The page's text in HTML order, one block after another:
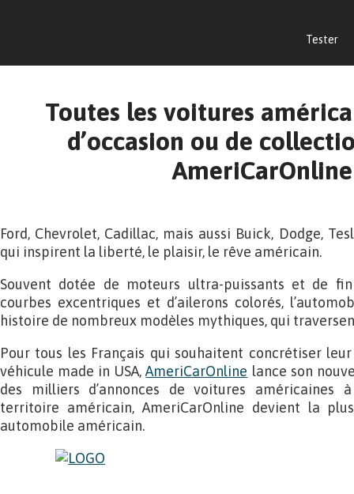
Tester
Toutes les voitures
d’occasion ou de
Ford, Chevrolet, Cadillac, mais aussi Buick, Dodge,
qui inspirent la liberté, le plaisir, le rêve américain.
Souvent dotée de moteurs ultra-puissants et de
courbes excentriques et d’ailerons colorés,
histoire de nombreux modèles mythiques, qui
Pour tous les Français qui souhaitent concrétiser
véhicule made in USA,AmeriCarOnline lance son
des milliers d’annonces de voitures américaines
territoire américain, AmeriCarOnline devient la
automobile américain.